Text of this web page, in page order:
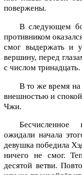
повержены.
В следующем
противником
смог выдержать и
вершину, перед
с числом
В то же время на
внешностью и
Чжи.
Бесчисленное
ожидали начала
девушка победила
ничего не смог.
десятой ветви.